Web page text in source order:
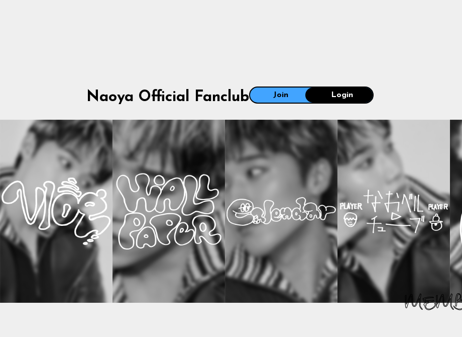
Naoya Official Fanclub Join Login